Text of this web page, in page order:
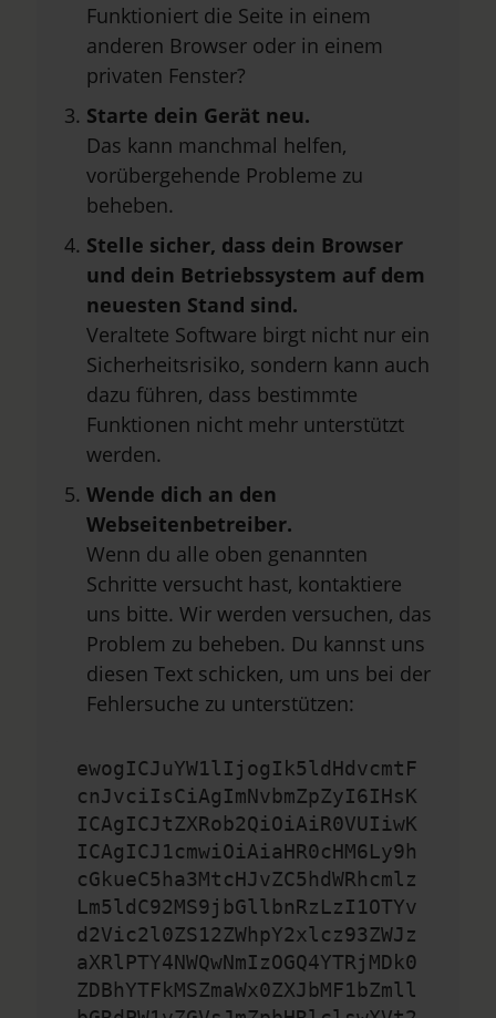
Funktioniert die Seite in einem
anderen Browser oder in einem
privaten Fenster?
Starte dein Gerät neu.
Das kann manchmal helfen,
vorübergehende Probleme zu
beheben.
Stelle sicher, dass dein Browser
und dein Betriebssystem auf dem
neuesten Stand sind.
Veraltete Software birgt nicht nur ein
Sicherheitsrisiko, sondern kann auch
dazu führen, dass bestimmte
Funktionen nicht mehr unterstützt
werden.
Wende dich an den
Webseitenbetreiber.
Wenn du alle oben genannten
Schritte versucht hast, kontaktiere
uns bitte. Wir werden versuchen, das
Problem zu beheben. Du kannst uns
diesen Text schicken, um uns bei der
Fehlersuche zu unterstützen:
ewogICJuYW1lIjogIk5ldHdvcmtF
cnJvciIsCiAgImNvbmZpZyI6IHsK
ICAgICJtZXRob2QiOiAiR0VUIiwK
ICAgICJ1cmwiOiAiaHR0cHM6Ly9h
cGkueC5ha3MtcHJvZC5hdWRhcmlz
Lm5ldC92MS9jbGllbnRzLzI1OTYv
d2Vic2l0ZS12ZWhpY2xlcz93ZWJz
aXRlPTY4NWQwNmIzOGQ4YTRjMDk0
ZDBhYTFkMSZmaWx0ZXJbMF1bZmll